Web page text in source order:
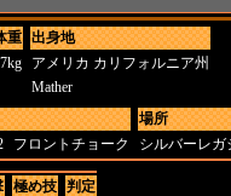
重 出身地
アメリカ カリフォルニア州
Mather
場所
フロントチョーク シルバーレガ
極め技 判定